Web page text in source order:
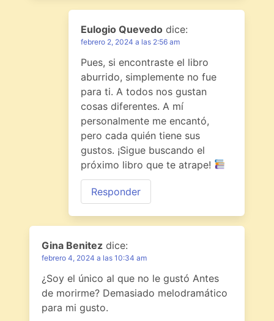
Eulogio Quevedo dice:
febrero 2, 2024 a las 2:56 am
Pues, si encontraste el libro
aburrido, simplemente no fue
para ti. A todos nos gustan
cosas diferentes. A mí
personalmente me encantó,
pero cada quién tiene sus
gustos. ¡Sigue buscando el
próximo libro que te atrape!
Responder
Gina Benitez dice:
febrero 4, 2024 a las 10:34 am
¿Soy el único al que no le gustó Antes
de morirme? Demasiado melodramático
para mi gusto.